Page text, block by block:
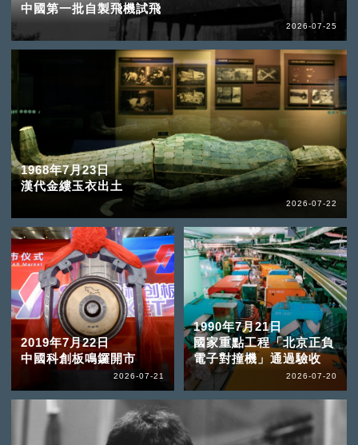
中國第一批自製飛機試飛
2026-07-25
1968年7月23日
漢代金縷玉衣出土
2026-07-22
2019年7月22日
中國科創板鳴鑼開市
2026-07-21
1990年7月21日
國家重點工程「北京正負
電子對撞機」通過驗收
2026-07-20